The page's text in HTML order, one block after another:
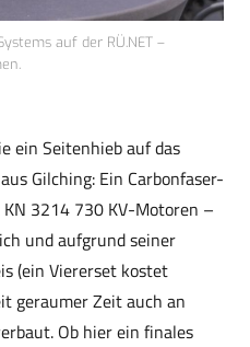
auf der RÜ.NET –
ein Seitenhieb auf das
Gilching: Ein Carbonfaser-
3214 730 KV-Motoren –
und aufgrund seiner
(ein Viererset kostet
geraumer Zeit auch an
Ob hier ein finales